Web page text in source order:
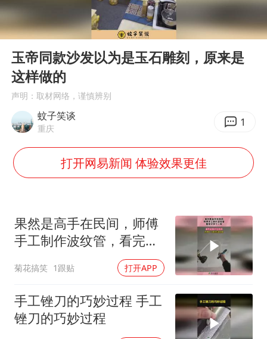
人贩子“梅姨”真实姓名曝光
《Monica》填词人黎彼得去世
谷歌首席科学家Jeff Dean离职创业
“银行午休1.5小时”留个窗口行不行
你常吃的兰州拉面要改名了
董路致歉：泰国10岁黑人父母是伪造的
一枚俄导弹都没击落 泽连斯基发声
总书记关心百姓身边这些民生大事
Play
00:00 00:45
玉帝同款沙发以为是玉石雕刻，原来是
这样做的
声明：取材网络，谨慎辨别
蚊子笑谈
重庆 1
打开网易新闻 体验效果更佳
果然是高手在民间，师傅
手工制作波纹管，看完又
菊花搞笑 1跟贴 打开APP
手工锉刀的巧妙过程 手工
锉刀的巧妙过程